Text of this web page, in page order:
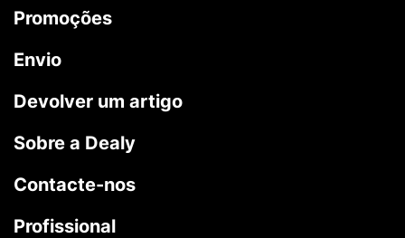
Promoções
Envio
Devolver um artigo
Sobre a Dealy
Contacte-nos
Profissional